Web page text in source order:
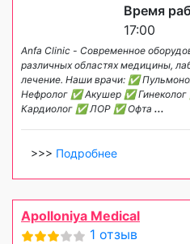
Время
17:00
Anfa Clinic - Современное
различных областях медицины,
лечение. Наши врачи: ✅
Нефролог ✅ Акушер ✅
Кардиолог ✅ ЛОР ✅ Офта ...
>>> Подробнее
Apolloniya Medical
1 отзыв